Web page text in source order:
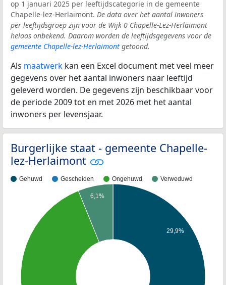
op 1 januari 2025 per leeftijdscategorie in de gemeente
Chapelle-lez-Herlaimont. De data over het aantal inwoners
per leeftijdsgroep zijn voor de Wijk 0 Chapelle-Lez-Herlaimont
helaas onbekend. Daarom worden de leeftijdsgegevens voor de
gemeente Chapelle-lez-Herlaimont getoond.
Als maatwerk kan een Excel document met veel meer
gegevens over het aantal inwoners naar leeftijd
geleverd worden. De gegevens zijn beschikbaar voor
de periode 2009 tot en met 2026 met het aantal
inwoners per levensjaar.
Burgerlijke staat - gemeente Chapelle-
lez-Herlaimont
Gehuwd Gescheiden Ongehuwd Verweduwd
29,9%
6,1%